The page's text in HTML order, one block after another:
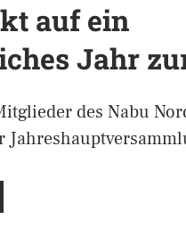
auf ein
Jahr
des Nabu